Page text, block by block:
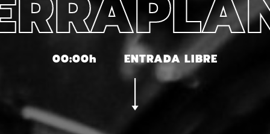
00:00h ENTRADA LIBRE